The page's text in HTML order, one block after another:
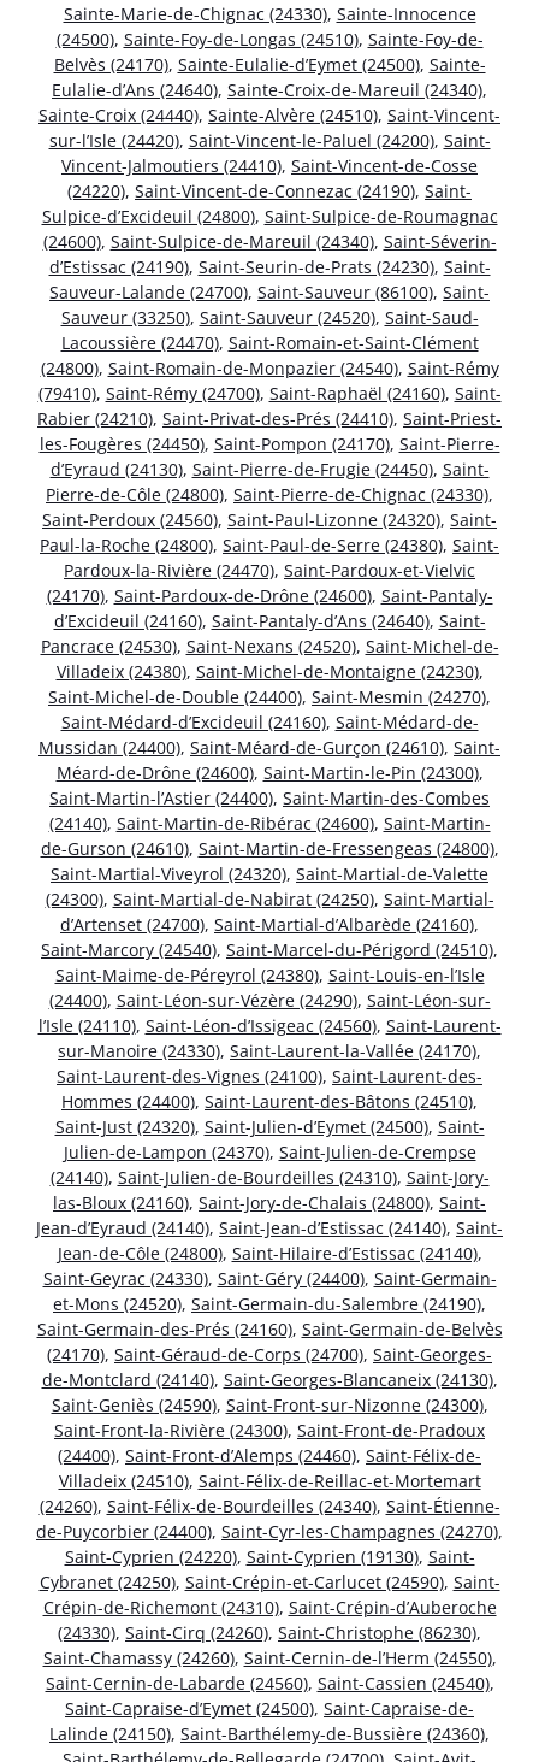
Sainte-Marie-de-Chignac (24330), Sainte-Innocence
(24500), Sainte-Foy-de-Longas (24510), Sainte-Foy-de-
Belvès (24170), Sainte-Eulalie-d’Eymet (24500), Sainte-
Eulalie-d’Ans (24640), Sainte-Croix-de-Mareuil (24340),
Sainte-Croix (24440), Sainte-Alvère (24510), Saint-Vincent-
sur-l’Isle (24420), Saint-Vincent-le-Paluel (24200), Saint-
Vincent-Jalmoutiers (24410), Saint-Vincent-de-Cosse
(24220), Saint-Vincent-de-Connezac (24190), Saint-
Sulpice-d’Excideuil (24800), Saint-Sulpice-de-Roumagnac
(24600), Saint-Sulpice-de-Mareuil (24340), Saint-Séverin-
d’Estissac (24190), Saint-Seurin-de-Prats (24230), Saint-
Sauveur-Lalande (24700), Saint-Sauveur (86100), Saint-
Sauveur (33250), Saint-Sauveur (24520), Saint-Saud-
Lacoussière (24470), Saint-Romain-et-Saint-Clément
(24800), Saint-Romain-de-Monpazier (24540), Saint-Rémy
(79410), Saint-Rémy (24700), Saint-Raphaël (24160), Saint-
Rabier (24210), Saint-Privat-des-Prés (24410), Saint-Priest-
les-Fougères (24450), Saint-Pompon (24170), Saint-Pierre-
d’Eyraud (24130), Saint-Pierre-de-Frugie (24450), Saint-
Pierre-de-Côle (24800), Saint-Pierre-de-Chignac (24330),
Saint-Perdoux (24560), Saint-Paul-Lizonne (24320), Saint-
Paul-la-Roche (24800), Saint-Paul-de-Serre (24380), Saint-
Pardoux-la-Rivière (24470), Saint-Pardoux-et-Vielvic
(24170), Saint-Pardoux-de-Drône (24600), Saint-Pantaly-
d’Excideuil (24160), Saint-Pantaly-d’Ans (24640), Saint-
Pancrace (24530), Saint-Nexans (24520), Saint-Michel-de-
Villadeix (24380), Saint-Michel-de-Montaigne (24230),
Saint-Michel-de-Double (24400), Saint-Mesmin (24270),
Saint-Médard-d’Excideuil (24160), Saint-Médard-de-
Mussidan (24400), Saint-Méard-de-Gurçon (24610), Saint-
Méard-de-Drône (24600), Saint-Martin-le-Pin (24300),
Saint-Martin-l’Astier (24400), Saint-Martin-des-Combes
(24140), Saint-Martin-de-Ribérac (24600), Saint-Martin-
de-Gurson (24610), Saint-Martin-de-Fressengeas (24800),
Saint-Martial-Viveyrol (24320), Saint-Martial-de-Valette
(24300), Saint-Martial-de-Nabirat (24250), Saint-Martial-
d’Artenset (24700), Saint-Martial-d’Albarède (24160),
Saint-Marcory (24540), Saint-Marcel-du-Périgord (24510),
Saint-Maime-de-Péreyrol (24380), Saint-Louis-en-l’Isle
(24400), Saint-Léon-sur-Vézère (24290), Saint-Léon-sur-
l’Isle (24110), Saint-Léon-d’Issigeac (24560), Saint-Laurent-
sur-Manoire (24330), Saint-Laurent-la-Vallée (24170),
Saint-Laurent-des-Vignes (24100), Saint-Laurent-des-
Hommes (24400), Saint-Laurent-des-Bâtons (24510),
Saint-Just (24320), Saint-Julien-d’Eymet (24500), Saint-
Julien-de-Lampon (24370), Saint-Julien-de-Crempse
(24140), Saint-Julien-de-Bourdeilles (24310), Saint-Jory-
las-Bloux (24160), Saint-Jory-de-Chalais (24800), Saint-
Jean-d’Eyraud (24140), Saint-Jean-d’Estissac (24140), Saint-
Jean-de-Côle (24800), Saint-Hilaire-d’Estissac (24140),
Saint-Geyrac (24330), Saint-Géry (24400), Saint-Germain-
et-Mons (24520), Saint-Germain-du-Salembre (24190),
Saint-Germain-des-Prés (24160), Saint-Germain-de-Belvès
(24170), Saint-Géraud-de-Corps (24700), Saint-Georges-
de-Montclard (24140), Saint-Georges-Blancaneix (24130),
Saint-Geniès (24590), Saint-Front-sur-Nizonne (24300),
Saint-Front-la-Rivière (24300), Saint-Front-de-Pradoux
(24400), Saint-Front-d’Alemps (24460), Saint-Félix-de-
Villadeix (24510), Saint-Félix-de-Reillac-et-Mortemart
(24260), Saint-Félix-de-Bourdeilles (24340), Saint-Étienne-
de-Puycorbier (24400), Saint-Cyr-les-Champagnes (24270),
Saint-Cyprien (24220), Saint-Cyprien (19130), Saint-
Cybranet (24250), Saint-Crépin-et-Carlucet (24590), Saint-
Crépin-de-Richemont (24310), Saint-Crépin-d’Auberoche
(24330), Saint-Cirq (24260), Saint-Christophe (86230),
Saint-Chamassy (24260), Saint-Cernin-de-l’Herm (24550),
Saint-Cernin-de-Labarde (24560), Saint-Cassien (24540),
Saint-Capraise-d’Eymet (24500), Saint-Capraise-de-
Lalinde (24150), Saint-Barthélemy-de-Bussière (24360),